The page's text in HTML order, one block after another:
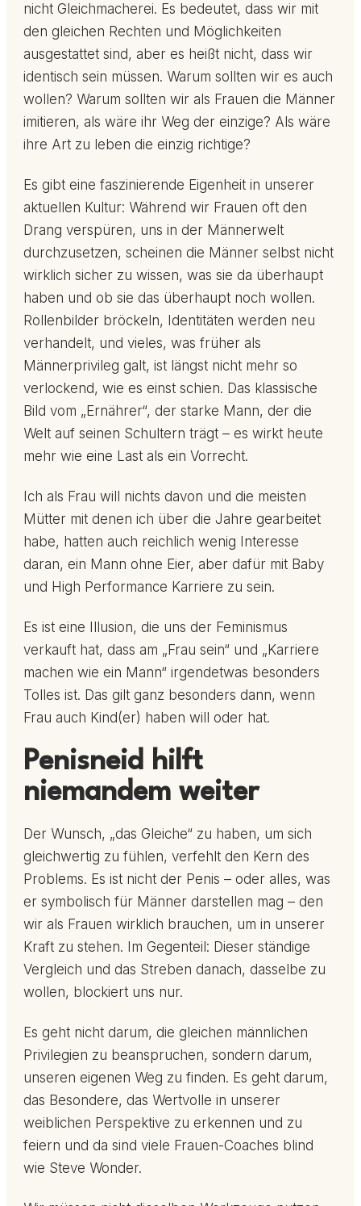
nicht Gleichmacherei. Es bedeutet, dass wir mit
den gleichen Rechten und Möglichkeiten
ausgestattet sind, aber es heißt nicht, dass wir
identisch sein müssen. Warum sollten wir es auch
wollen? Warum sollten wir als Frauen die Männer
imitieren, als wäre ihr Weg der einzige? Als wäre
ihre Art zu leben die einzig richtige?
Es gibt eine faszinierende Eigenheit in unserer
aktuellen Kultur: Während wir Frauen oft den
Drang verspüren, uns in der Männerwelt
durchzusetzen, scheinen die Männer selbst nicht
wirklich sicher zu wissen, was sie da überhaupt
haben und ob sie das überhaupt noch wollen.
Rollenbilder bröckeln, Identitäten werden neu
verhandelt, und vieles, was früher als
Männerprivileg galt, ist längst nicht mehr so
verlockend, wie es einst schien. Das klassische
Bild vom „Ernährer“, der starke Mann, der die
Welt auf seinen Schultern trägt – es wirkt heute
mehr wie eine Last als ein Vorrecht.
Ich als Frau will nichts davon und die meisten
Mütter mit denen ich über die Jahre gearbeitet
habe, hatten auch reichlich wenig Interesse
daran, ein Mann ohne Eier, aber dafür mit Baby
und High Performance Karriere zu sein.
Es ist eine Illusion, die uns der Feminismus
verkauft hat, dass am „Frau sein“ und „Karriere
machen wie ein Mann“ irgendetwas besonders
Tolles ist. Das gilt ganz besonders dann, wenn
Frau auch Kind(er) haben will oder hat.
Penisneid hilft
niemandem weiter
Der Wunsch, „das Gleiche“ zu haben, um sich
gleichwertig zu fühlen, verfehlt den Kern des
Problems. Es ist nicht der Penis – oder alles, was
er symbolisch für Männer darstellen mag – den
wir als Frauen wirklich brauchen, um in unserer
Kraft zu stehen. Im Gegenteil: Dieser ständige
Vergleich und das Streben danach, dasselbe zu
wollen, blockiert uns nur.
Es geht nicht darum, die gleichen männlichen
Privilegien zu beanspruchen, sondern darum,
unseren eigenen Weg zu finden. Es geht darum,
das Besondere, das Wertvolle in unserer
weiblichen Perspektive zu erkennen und zu
feiern und da sind viele Frauen-Coaches blind
wie Steve Wonder.